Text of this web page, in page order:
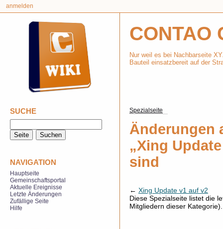
Änderungen
„Xing
sind
← Xing Update v1 auf v2
Diese Spezialseite listet die
Mitgliedern dieser
Spezialseite
anmelden
CONTAO
Nur weil es bei Nachbarseite
Bauteil einsatzbereit auf der
SUCHE
NAVIGATION
Hauptseite
Gemeinschaftsportal
Aktuelle Ereignisse
Letzte Änderungen
Zufällige Seite
Hilfe